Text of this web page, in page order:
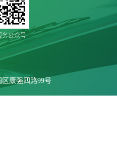
务公众号
康强四路99号